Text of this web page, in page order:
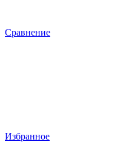
Сравнение
Избранное